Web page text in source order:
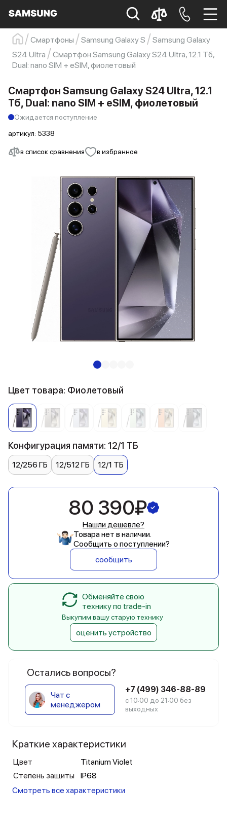
Samsung Смартфон s23
s23 ultra
Galaxy S22
s21
Смартфоны Samsung Galaxy S
Samsung Galaxy
S24 Ultra
Смартфон Samsung Galaxy S24 Ultra, 12.1 Тб,
Dual: nano SIM + eSIM, фиолетовый
в список сравнения в избранное
Смартфон Samsung Galaxy S24 Ultra, 12.1
Тб, Dual: nano SIM + eSIM, фиолетовый
Ожидается поступление
артикул: 5338
Остались вопросы?
Чат с
менеджером
+7 (499) 346-88-89
с 10:00 до 21:00 без
выходных
Краткие характеристики
Цвет
Titanium Violet
Степень защиты
IP68
Смотреть все характеристики
Цвет товара: Фиолетовый
Конфигурация памяти: 12/1 ТБ
12/256 ГБ 12/512 ГБ 12/1 ТБ
80 390₽
Нашли дешевле?
Товара нет в наличии.
Сообщить о поступлении?
сообщить
Обменяйте свою
технику по trade-in
Выкупим вашу старую технику
оценить устройство